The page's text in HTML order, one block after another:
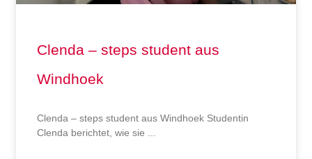
Clenda – steps student aus
Windhoek
Clenda – steps student aus Windhoek Studentin
Clenda berichtet, wie sie